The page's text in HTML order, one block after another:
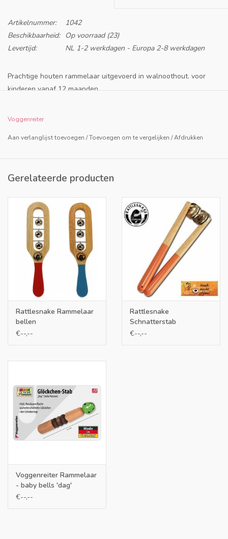
Artikelnummer:
1042
Beschikbaarheid:
Op voorraad(23)
Levertijd:
NL 1-2 werkdagen - Europa 2-8 werkdagen
Prachtige houten rammelaar uitgevoerd in walnoothout. voor
kinderen vanaf 12 maanden
veilig in de hand;
Lengte: ca. 112 mm, Ø: 17/22 mm (bel)
Voggenreiter
Aan verlanglijst toevoegen /Toevoegen om te vergelijken /Afdrukken
Gerelateerde producten
Rattlesnake Rammelaar
bellen
€--,--
Rattlesnake
Schnatterstab
€--,--
Voggenreiter Rammelaar
- baby bells 'dag'
€--,--